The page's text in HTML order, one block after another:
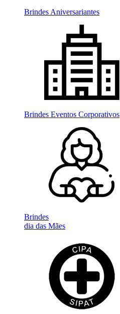
Brindes Aniversariantes
Brindes Eventos Corporativos
Brindes
dia das Mães